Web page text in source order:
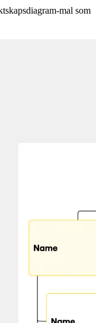
mal som